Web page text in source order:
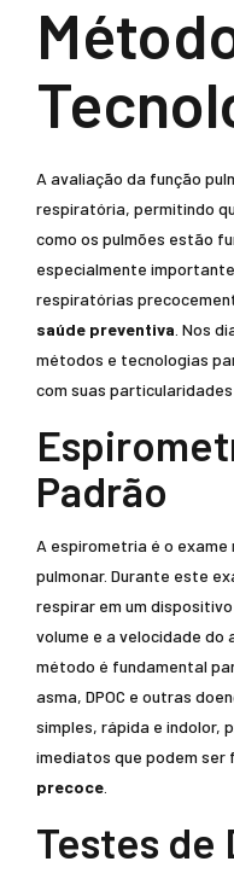
A avaliação da função
respiratória, permitindo
como os pulmões estão
especialmente
respiratórias
saúde preventiva . Nos
métodos e tecnologias
com suas particularidades
Padrão
A espirometria é o exame
pulmonar. Durante este
respirar em um
volume e a velocidade do
método é fundamental
asma, DPOC e outras
simples, rápida e indolor,
imediatos que podem ser
precoce
Testes de